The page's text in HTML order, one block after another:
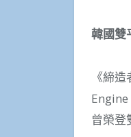
韓國
《締
曾榮登